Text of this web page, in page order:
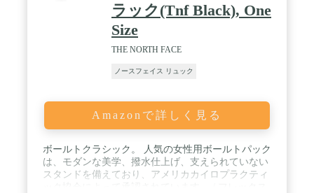
ラック(Tnf Black), One
Size
THE NORTH FACE
ノースフェイス リュック
Amazonで詳しく見る
ボールトクラシック。 人気の女性用ボールトパック
は、モダンな美学、撥水仕上げ、支えられていない
スタンドを備えており、アメリカカイロプラクティ